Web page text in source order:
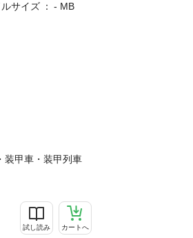
装甲⾞・装甲列車
試し読み カートへ
サイズ
- MB